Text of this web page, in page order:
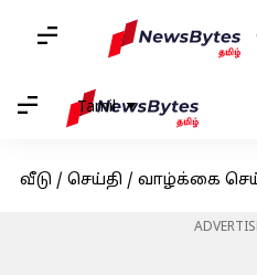
Tamil
வீடு / செய்தி / வாழ்க்கை